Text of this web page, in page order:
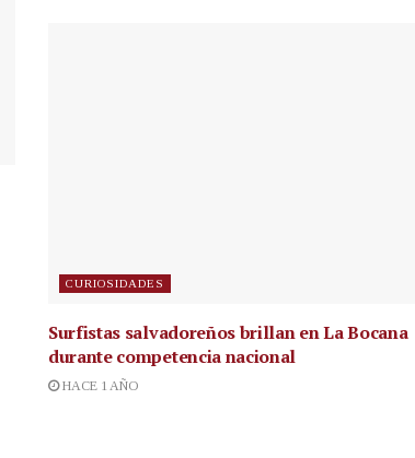
CURIOSIDADES
Surfistas salvadoreños brillan en La Bocana
durante competencia nacional
HACE 1 AÑO